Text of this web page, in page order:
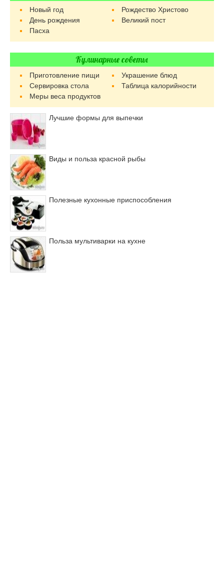
Новый год
Рождество Христово
День рождения
Великий пост
Пасха
Кулинарные советы
Приготовление пищи
Украшение блюд
Сервировка стола
Таблица калорийности
Меры веса продуктов
Лучшие формы для выпечки
Виды и польза красной рыбы
Полезные кухонные приспособления
Польза мультиварки на кухне